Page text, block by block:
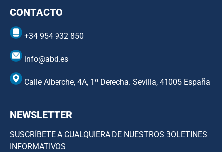
CONTACTO
+34 954 932 850
info@abd.es
Calle Alberche, 4A, 1º Derecha. Sevilla, 41005 España
NEWSLETTER
SUSCRÍBETE A CUALQUIERA DE NUESTROS BOLETINES
INFORMATIVOS